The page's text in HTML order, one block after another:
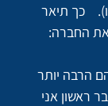
כך תיאר
את החברה:
הרבה יותר
ראשון אני